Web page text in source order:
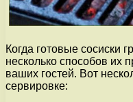
Когда готовые сосиски
несколько способов их
ваших гостей. Вот
сервировке: